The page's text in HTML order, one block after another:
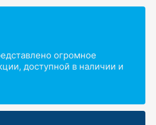
огромное
доступной в наличии и